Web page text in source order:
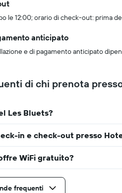
le 12:00; orario di check-out: prima
anticipato
e di pagamento anticipato
di chi prenota
Les Bluets?
in e check-out presso
WiFi gratuito?
frequenti